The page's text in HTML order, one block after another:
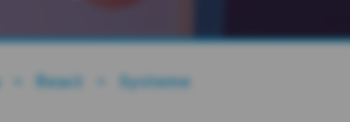
React Systeme